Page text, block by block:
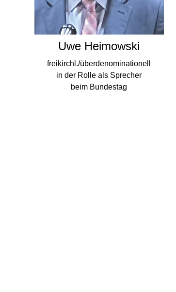
Uwe Heimowski
freikirchl./überdenominationell
in der Rolle als Sprecher
beim Bundestag